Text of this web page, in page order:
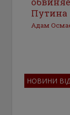
Путина
Адам
НОВИНИ